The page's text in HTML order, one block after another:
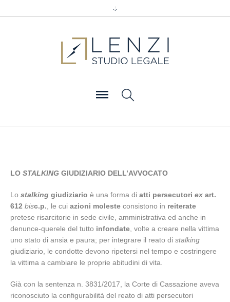
LO STALKING GIUDIZIARIO DELL’AVVOCATO
Lo stalking giudiziario è una forma di atti persecutori ex art.
612 bisc.p. , le cui azioni moleste consistono in reiterate
pretese risarcitorie in sede civile, amministrativa ed anche in
denunce-querele del tutto infondate , volte a creare nella vittima
uno stato di ansia e paura; per integrare il reato di stalking
giudiziario, le condotte devono ripetersi nel tempo e costringere
la vittima a cambiare le proprie abitudini di vita.
Già con la sentenza n. 3831/2017, la Corte di Cassazione aveva
riconosciuto la configurabilità del reato di atti persecutori